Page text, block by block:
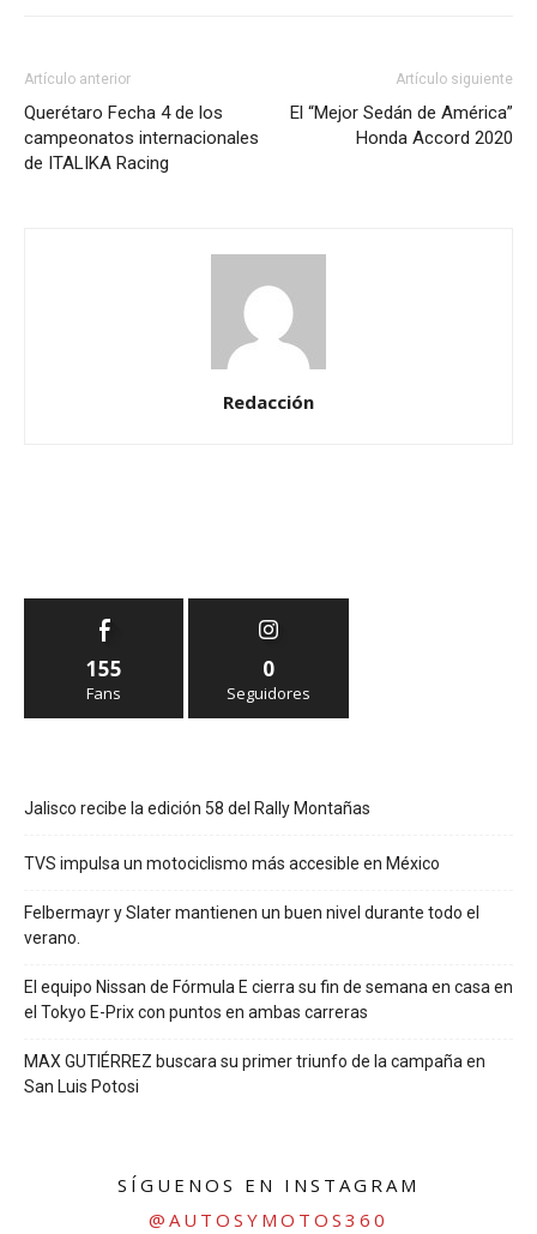
Artículo anterior
Querétaro Fecha 4 de los
campeonatos internacionales
de ITALIKA Racing
Artículo siguiente
El “Mejor Sedán de América”
Honda Accord 2020
Redacción
155
Fans
0
Seguidores
Jalisco recibe la edición 58 del Rally Montañas
TVS impulsa un motociclismo más accesible en México
Felbermayr y Slater mantienen un buen nivel durante todo el
verano.
El equipo Nissan de Fórmula E cierra su fin de semana en casa en
el Tokyo E-Prix con puntos en ambas carreras
MAX GUTIÉRREZ buscara su primer triunfo de la campaña en
San Luis Potosi
SÍGUENOS EN INSTAGRAM
@AUTOSYMOTOS360